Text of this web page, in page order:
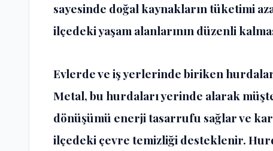
sayesinde doğal kaynakların tüketimi
ilçedeki yaşam alanlarının düzenli
Evlerde ve iş yerlerinde biriken
Metal, bu hurdaları yerinde alarak
dönüşümü enerji tasarrufu sağlar ve
ilçedeki çevre temizliği desteklenir.